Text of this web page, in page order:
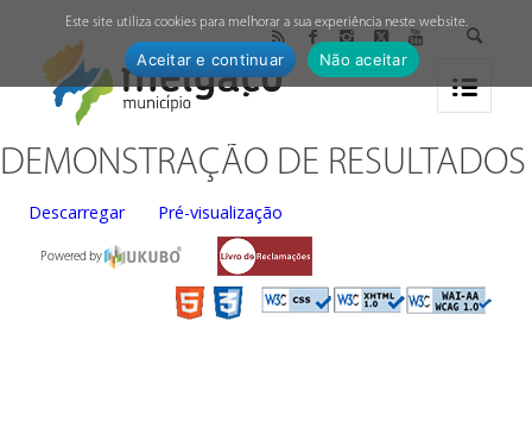
DEMONSTRAÇÃO DE RESULTADOS
Descarregar Pré-visualização
Powered by
Este site utiliza cookies para melhorar a sua experiência neste website.
Aceitar e continuar Não aceitar